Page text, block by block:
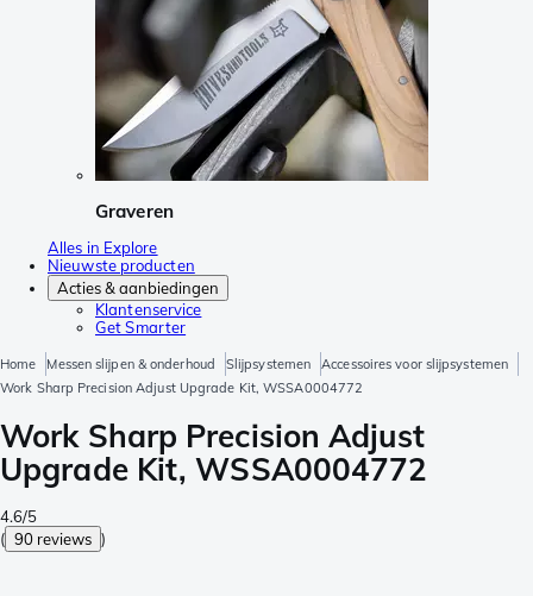
Graveren
Alles in Explore
Nieuwste producten
Acties & aanbiedingen
Klantenservice
Get Smarter
Home Messen slijpen & onderhoud Slijpsystemen
Accessoires voor slijpsystemen
Work Sharp Precision Adjust Upgrade Kit, WSSA0004772
Work Sharp Precision Adjust
Upgrade Kit, WSSA0004772
4.6/5
( 90 reviews )